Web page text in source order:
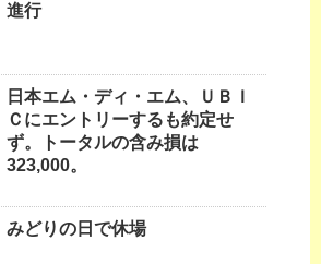
進行
日本エム・ディ・エム、ＵＢＩ
Ｃにエントリーするも約定せ
ず。トータルの含み損は
323,000。
みどりの日で休場